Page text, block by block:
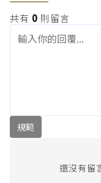
共有 0 則留言
規範
還沒有留